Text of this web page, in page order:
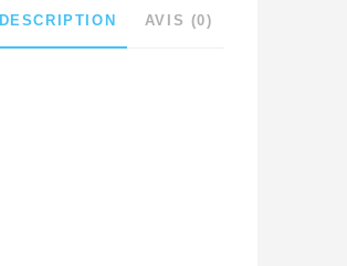
DESCRIPTION AVIS (0)